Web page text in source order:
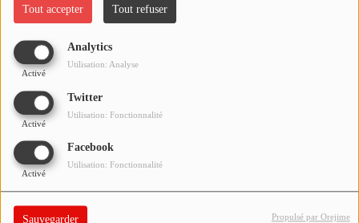
Tout accepter Tout refuser
Analytics
Activé
Utilisation: Analyse
Twitter
Activé
Utilisation: Fonctionnalité
Facebook
Activé
Utilisation: Fonctionnalité
Sauvegarder Propulsé par Orejime
ANNONCEURS & ESPACE PRO
VOTRE PUBLICITÉ SUR PONTACQ RADIO
LOCATION DE STUDIOS
ÉDUCATION AUX MÉDIAS ET À
L'INFORMATION
EN QUOI ÇA CONSISTE ?
ÉCOUTEZ LES PRODUCTIONS